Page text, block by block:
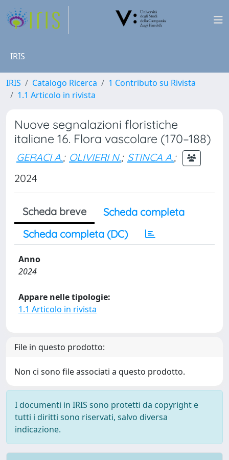
IRIS
IRIS Catalogo Ricerca
1 Contributo su Rivista
1.1 Articolo in rivista
Nuove segnalazioni floristiche
italiane 16. Flora vascolare (170–188)
GERACI A.; OLIVIERI N.; STINCA A.;
2024
Scheda breve
Scheda completa
Scheda completa (DC)
Anno
2024
Appare nelle tipologie:
1.1 Articolo in rivista
File in questo prodotto:
Non ci sono file associati a questo prodotto.
I documenti in IRIS sono protetti da copyright e
tutti i diritti sono riservati, salvo diversa
indicazione.